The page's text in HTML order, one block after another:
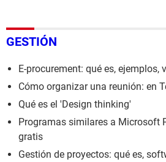
GESTIÓN
E-procurement: qué es, ejemplos,
Cómo organizar una reunión: en
Qué es el 'Design thinking'
Programas similares a Microsoft
gratis
Gestión de proyectos: qué es,